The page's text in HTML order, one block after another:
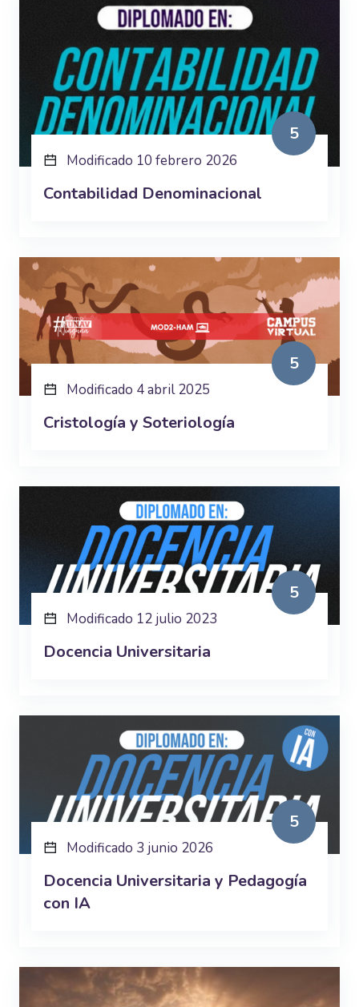
Modificado 10 febrero 2026
Contabilidad Denominacional
5
Modificado 4 abril 2025
Cristología y Soteriología
5
Modificado 12 julio 2023
Docencia Universitaria
5
Modificado 3 junio 2026
Docencia Universitaria y Pedagogía
con IA
5